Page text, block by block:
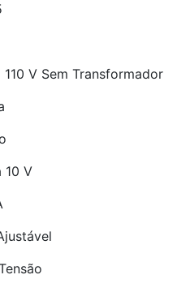
V Sem Transformador
10 V